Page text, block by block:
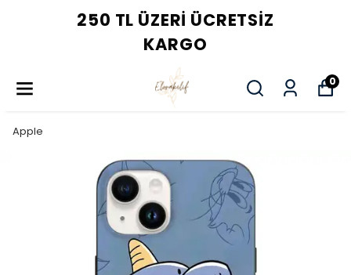
250 TL ÜZERI ÜCRETSIZ
KARGO
0
Apple